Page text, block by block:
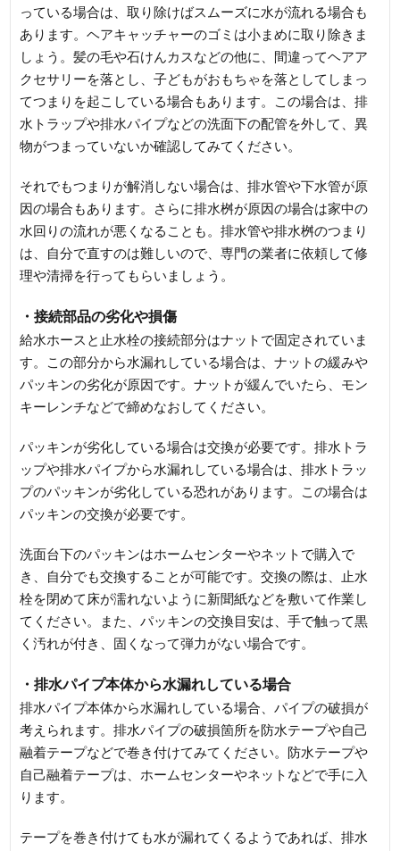
っている場合は、取り除けばスムーズに水が流れる場合も
あります。ヘアキャッチャーのゴミは小まめに取り除きま
しょう。髪の毛や石けんカスなどの他に、間違ってヘアア
クセサリーを落とし、子どもがおもちゃを落としてしまっ
てつまりを起こしている場合もあります。この場合は、排
水トラップや排水パイプなどの洗面下の配管を外して、異
物がつまっていないか確認してみてください。
それでもつまりが解消しない場合は、排水管や下水管が原
因の場合もあります。さらに排水桝が原因の場合は家中の
水回りの流れが悪くなることも。排水管や排水桝のつまり
は、自分で直すのは難しいので、専門の業者に依頼して修
理や清掃を行ってもらいましょう。
・接続部品の劣化や損傷
給水ホースと止水栓の接続部分はナットで固定されていま
す。この部分から水漏れしている場合は、ナットの緩みや
パッキンの劣化が原因です。ナットが緩んでいたら、モン
キーレンチなどで締めなおしてください。
パッキンが劣化している場合は交換が必要です。排水トラ
ップや排水パイプから水漏れしている場合は、排水トラッ
プのパッキンが劣化している恐れがあります。この場合は
パッキンの交換が必要です。
洗面台下のパッキンはホームセンターやネットで購入で
き、自分でも交換することが可能です。交換の際は、止水
栓を閉めて床が濡れないように新聞紙などを敷いて作業し
てください。また、パッキンの交換目安は、手で触って黒
く汚れが付き、固くなって弾力がない場合です。
・排水パイプ本体から水漏れしている場合
排水パイプ本体から水漏れしている場合、パイプの破損が
考えられます。排水パイプの破損箇所を防水テープや自己
融着テープなどで巻き付けてみてください。防水テープや
自己融着テープは、ホームセンターやネットなどで手に入
ります。
テープを巻き付けても水が漏れてくるようであれば、排水